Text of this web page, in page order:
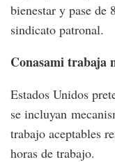
bienestar y pase de
sindicato patronal.
Conasami trabaja
Estados Unidos
se incluyan
trabajo aceptables
horas de trabajo.